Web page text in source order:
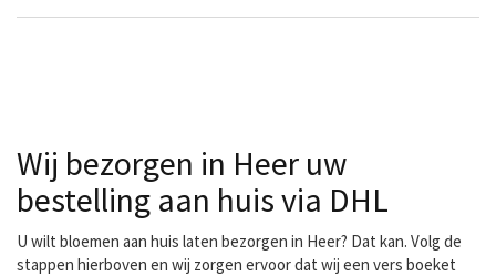
Wij bezorgen in Heer uw
bestelling aan huis via DHL
U wilt bloemen aan huis laten bezorgen in Heer? Dat kan. Volg de
stappen hierboven en wij zorgen ervoor dat wij een vers boeket